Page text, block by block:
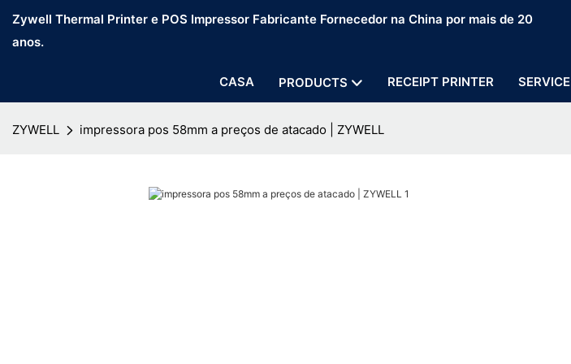
Zywell Thermal Printer e POS Impressor Fabricante Fornecedor na China por mais de 20
anos.
CASA PRODUCTS RECEIPT PRINTER SERVICE
ZYWELL impressora pos 58mm a preços de atacado | ZYWELL